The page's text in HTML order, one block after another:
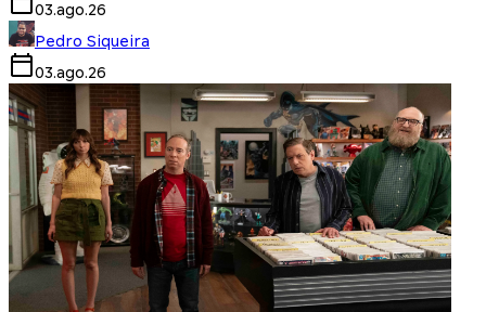
03.ago.26
Pedro Siqueira
03.ago.26